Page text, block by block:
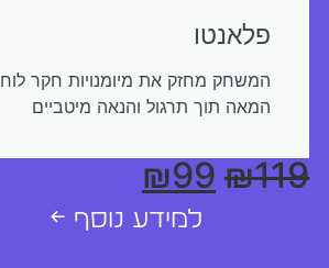
פלאנטו
המשחק מחזק את מיומנויות חקר לוח
המאה תוך תרגול והנאה מיטביים
₪119
₪99
למידע נוסף ←